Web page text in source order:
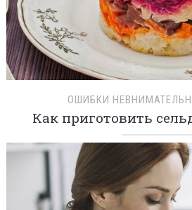
ОШИБКИ
Как приготовить